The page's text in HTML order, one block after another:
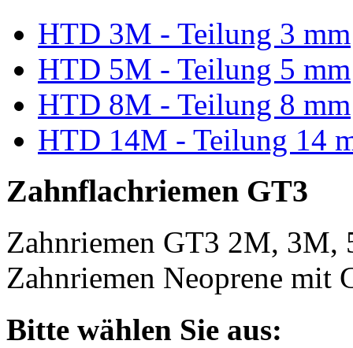
HTD 3M - Teilung 3 mm
HTD 5M - Teilung 5 mm
HTD 8M - Teilung 8 mm
HTD 14M - Teilung 14
Zahnflachriemen GT3
Zahnriemen GT3 2M, 3M,
Zahnriemen Neoprene mit
Bitte wählen Sie aus: